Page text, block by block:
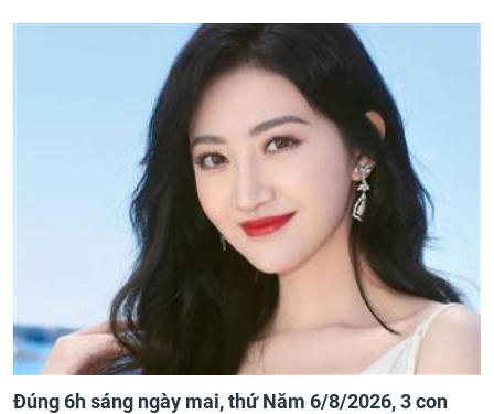
Đúng 6h sáng ngày mai, thứ Năm 6/8/2026, 3 con